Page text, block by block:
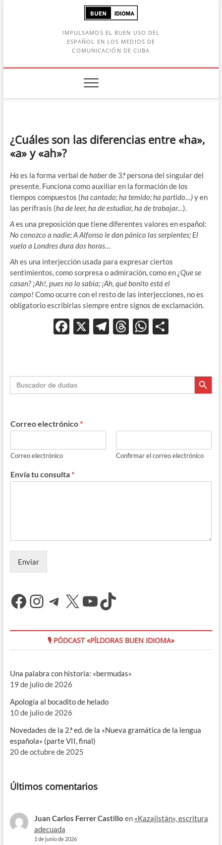
IMPULSAMOS EL BUEN USO DEL
ESPAÑOL EN LOS MEDIOS DE
COMUNICACIÓN DE CUBA
¿Cuáles son las diferencias entre «ha»,
«a» y «ah»?
Ha es la forma verbal dehaberde 3.ª persona del singular del
presente. Funciona como auxiliar en la formación de los
tiempos compuestos (ha cantado; ha temido; ha partido…)y en
las perífrasis (ha de leer, ha de estudiar, ha de trabajar…).
Aes una preposición que tiene diferentes valores en español:
No conozco a nadie; A Alfonso le dan pánico las serpientes; El
vuelo a Londres dura dos horas…
Ahes una interjección usada para expresar ciertos
sentimientos, como sorpresa o admiración, como en¿Que se
casan? ¡Ah!, pues no lo sabía;¡Ah, qué bonito está el
campo! Como ocurre con el resto de las interjecciones, no es
obligatorio escribirlas siempre entre signos de exclamación.
F
b
o
k
X T
gr
a
T
a
ds
W
s
A
p
ar
Buscar: Botón de
Correo electrónico *
Correo electrónico Confirmar el correo electrónico
Envía tu consulta *
Enviar
Facebook
Instagram
Telegram
X YouTube
TikTok
🎙 PÓDCAST «PÍLDORAS BUEN IDIOMA»
Una palabra con historia: «bermudas»
19 de julio de 2026
Apología al bocadito de helado
10 de julio de 2026
Novedades de la 2.ª ed. de la «Nueva gramática de la lengua
española» (parte VII, final)
20 de octubre de 2025
Últimos comentarios
Juan Carlos Ferrer Castillo en «Kazajistán», escritura
adecuada
1 de junio de 2026